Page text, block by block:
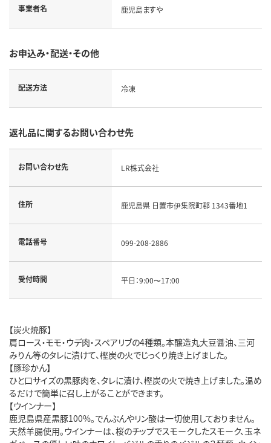
事業者名 鹿児島ますや
お申込み・配送・その他
配送方法 冷凍
返礼品に関するお問い合わせ先
お問い合わせ先 LR株式会社
住所 鹿児島県 日置市伊集院町郡 1343番地1
電話番号 099-208-2886
受付時間 平日：9:00〜17:00
【炭火焼豚】
肩ロース・モモ・ウデ肉・スペアリブの4種類。本醸造丸大豆醤油、三河
みりん等のタレに漬けて、樫炭の火でじっくり焼き上げました。
【豚珍かん】
ひと口サイズの黒豚肉を、タレに漬け、樫炭の火で焼き上げました。温め
るだけで簡単に召し上がることができます。
【ウインナー】
鹿児島県産黒豚100%。でんぷんやリン酸は一切使用しておりません。
天然羊腸使用。ウインナーは、桜のチップでスモークしたスモーク、玉ネ